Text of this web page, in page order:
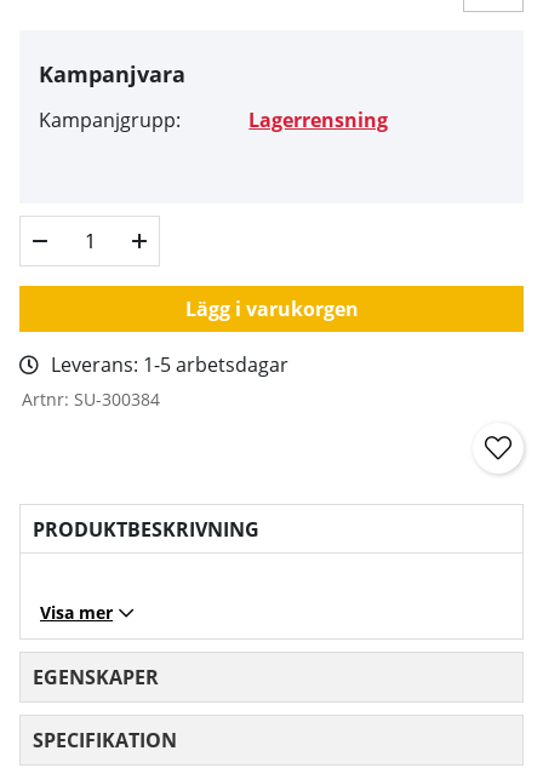
Kampanjvara
Kampanjgrupp: Lagerrensning
Lägg i varukorgen
Leverans: 1-5 arbetsdagar
Artnr: SU-300384
PRODUKTBESKRIVNING
Visa mer
EGENSKAPER
SPECIFIKATION